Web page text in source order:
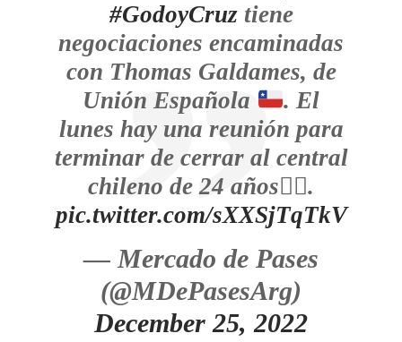
#GodoyCruztiene
negociaciones encaminadas
con Thomas Galdames, de
Unión Española
. El
lunes hay una reunión para
terminar de cerrar al central
chileno de 24 años✍🏼.
pic.twitter.com/sXXSjTqTkV
— Mercado de Pases
(@MDePasesArg)
December 25, 2022